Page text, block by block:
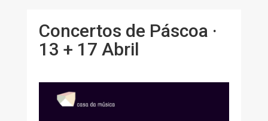
Concertos de Páscoa ·
13 + 17 Abril